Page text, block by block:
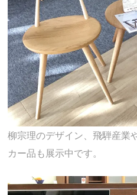
柳宗理のデザイン、飛騨産業
カー品も展示中です。